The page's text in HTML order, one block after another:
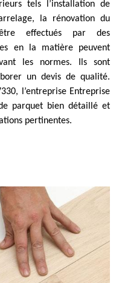
tels l’installation de
la rénovation du
effectués par des
en la matière peuvent
les normes. Ils sont
un devis de qualité.
l’entreprise Entreprise
parquet bien détaillé et
pertinentes.